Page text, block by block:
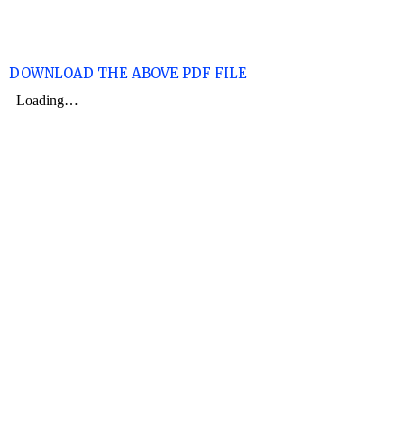
DOWNLOAD THE ABOVE PDF FILE